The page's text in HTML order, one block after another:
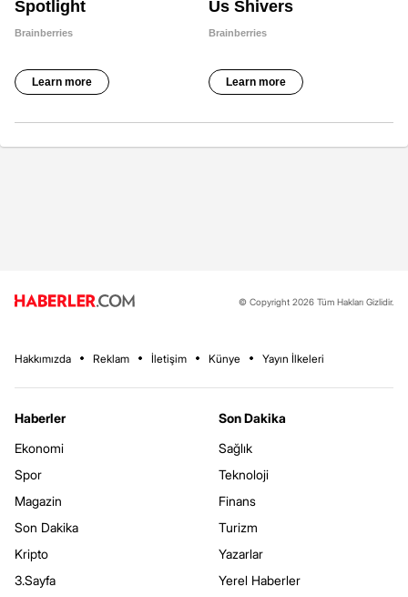
© Copyright 2026 Tüm Hakları Gizlidir.
Hakkımızda Reklam İletişim Künye Yayın İlkeleri
Haberler
Ekonomi
Spor
Magazin
Son Dakika
Kripto
3.Sayfa
Son Dakika
Sağlık
Teknoloji
Finans
Turizm
Yazarlar
Yerel Haberler